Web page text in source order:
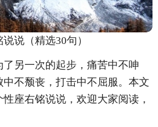
说（精选30句）
另一次的起步，痛苦中不呻
不颓丧，打击中不屈服。本文
座右铭说说，欢迎大家阅读，